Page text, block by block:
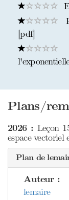
[pdf]
Plans/
2026 : Leçon
espace
Plan de
Auteur :
lemaire